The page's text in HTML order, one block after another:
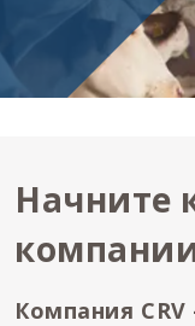
Начните
Компания